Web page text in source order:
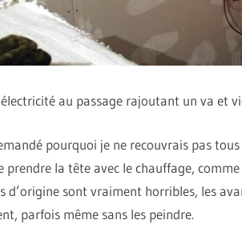
au passage rajoutant un va et
pourquoi je ne recouvrais pas
prendre la tête avec le chauffage,
d’origine sont vraiment horribles, les
parfois même sans les peindre.